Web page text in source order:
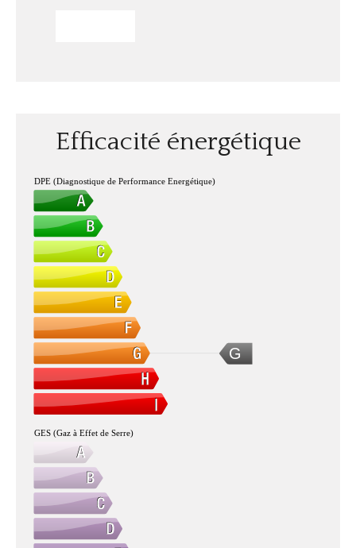
Efficacité énergétique
G
DPE (Diagnostique de Performance Energétique)
GES (Gaz à Effet de Serre)